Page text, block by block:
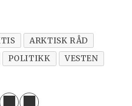
ARKTISK RÅD
POLITIKK
VESTEN